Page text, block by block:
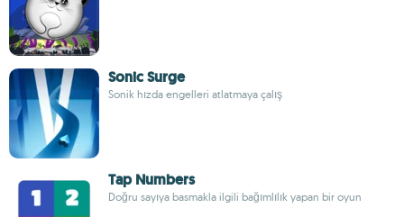
Sonic Surge
Sonik hızda engelleri atlatmaya çalış
Tap Numbers
Doğru sayıya basmakla ilgili bağımlılık yapan bir oyun